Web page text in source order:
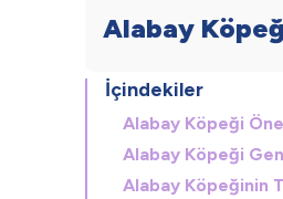
Alabay
İçindekiler
Alabay Köpeği
Alabay Köpeği
Alabay Köpeğinin